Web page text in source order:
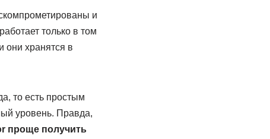
и
только в том
они хранятся в
то есть простым
уровень. Правда,
проще получить